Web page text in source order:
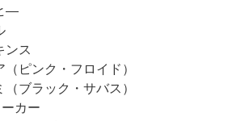
―
ンス
ピンク・フロイド）
ブラック・サバス）
カー